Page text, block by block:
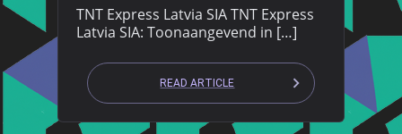
TNT Express Latvia SIA TNT Express
Latvia SIA: Toonaangevend in […]
READ ARTICLE